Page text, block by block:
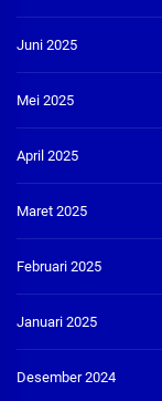
Juni 2025
Mei 2025
April 2025
Maret 2025
Februari 2025
Januari 2025
Desember 2024